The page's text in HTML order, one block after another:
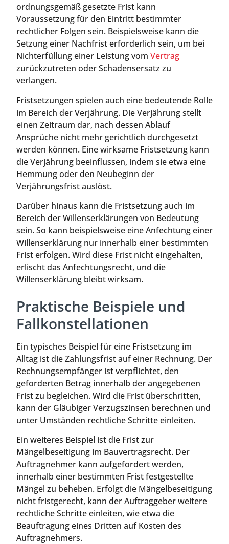
ordnungsgemäß gesetzte Frist kann
Voraussetzung für den Eintritt bestimmter
rechtlicher Folgen sein. Beispielsweise kann die
Setzung einer Nachfrist erforderlich sein, um bei
Nichterfüllung einer Leistung vom Vertrag
zurückzutreten oder Schadensersatz zu
verlangen.
Fristsetzungen spielen auch eine bedeutende Rolle
im Bereich der Verjährung. Die Verjährung stellt
einen Zeitraum dar, nach dessen Ablauf
Ansprüche nicht mehr gerichtlich durchgesetzt
werden können. Eine wirksame Fristsetzung kann
die Verjährung beeinflussen, indem sie etwa eine
Hemmung oder den Neubeginn der
Verjährungsfrist auslöst.
Darüber hinaus kann die Fristsetzung auch im
Bereich der Willenserklärungen von Bedeutung
sein. So kann beispielsweise eine Anfechtung einer
Willenserklärung nur innerhalb einer bestimmten
Frist erfolgen. Wird diese Frist nicht eingehalten,
erlischt das Anfechtungsrecht, und die
Willenserklärung bleibt wirksam.
Praktische Beispiele und
Fallkonstellationen
Ein typisches Beispiel für eine Fristsetzung im
Alltag ist die Zahlungsfrist auf einer Rechnung. Der
Rechnungsempfänger ist verpflichtet, den
geforderten Betrag innerhalb der angegebenen
Frist zu begleichen. Wird die Frist überschritten,
kann der Gläubiger Verzugszinsen berechnen und
unter Umständen rechtliche Schritte einleiten.
Ein weiteres Beispiel ist die Frist zur
Mängelbeseitigung im Bauvertragsrecht. Der
Auftragnehmer kann aufgefordert werden,
innerhalb einer bestimmten Frist festgestellte
Mängel zu beheben. Erfolgt die Mängelbeseitigung
nicht fristgerecht, kann der Auftraggeber weitere
rechtliche Schritte einleiten, wie etwa die
Beauftragung eines Dritten auf Kosten des
Auftragnehmers.